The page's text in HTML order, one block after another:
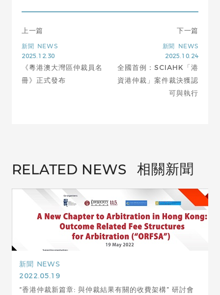
上一篇
新聞 NEWS
2025.12.30
《粵港澳大灣區仲裁員名
冊》正式發布
下一篇
新聞
NEWS
2025.10.24
全國首例：SCIAHK「港
資港仲裁」案件裁決獲認
可與執行
RELATED NEWS 相關新聞
新聞 NEWS
2022.05.19
“香港仲裁新篇章: 與仲裁結果有關的收費架構” 研討會